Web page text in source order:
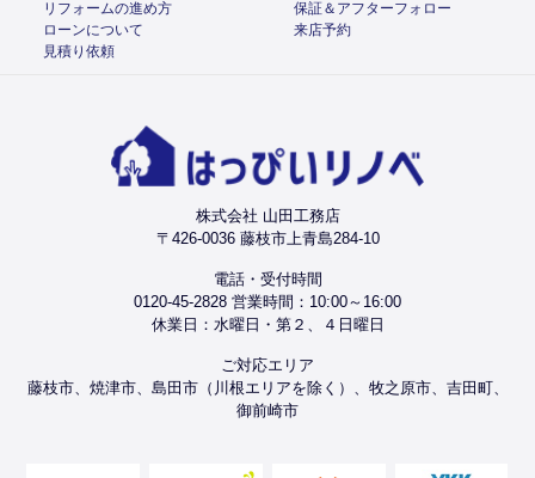
リフォームの進め方
保証＆アフターフォロー
ローンについて
来店予約
見積り依頼
株式会社 山田工務店
〒426-0036 藤枝市上青島284-10
電話・受付時間
0120-45-2828 営業時間：10:00～16:00
休業日：水曜日・第２、４日曜日
ご対応エリア
藤枝市、焼津市、島田市（川根エリアを除く）、牧之原市、吉田町、
御前崎市